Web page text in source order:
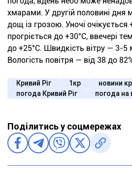
хмарами. У другій половині дня
дощ із грозою. Уночі очікується
прогріється до +30°С, ввечері
до +25°С. Швидкість вітру — 3-5
Вологість повітря — від 38 до
Кривий Ріг 1кр
новини
погода Кривий Ріг
погода на
Поділитись у соцмережах